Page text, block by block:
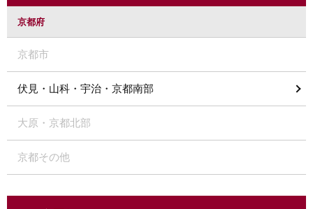
京都府
京都市
伏見・山科・宇治・京都南部
大原・京都北部
京都その他